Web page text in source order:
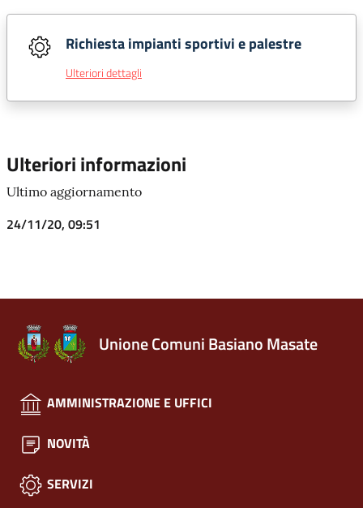
Richiesta impianti sportivi e palestre
Ulteriori dettagli
Ulteriori informazioni
Ultimo aggiornamento
24/11/20, 09:51
Unione Comuni Basiano Masate
AMMINISTRAZIONE E UFFICI
NOVITÀ
SERVIZI